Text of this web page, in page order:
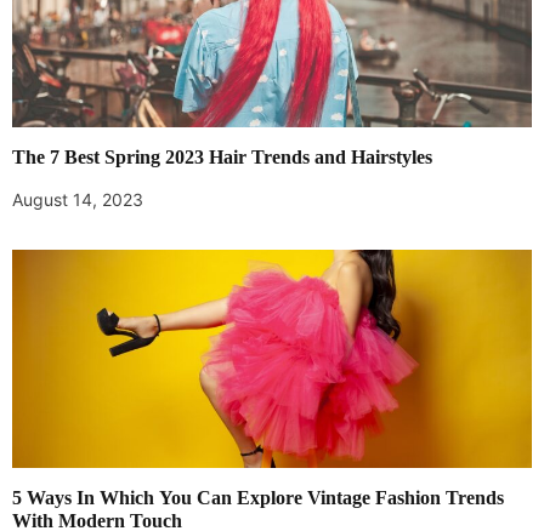
The 7 Best Spring 2023 Hair Trends and Hairstyles
August 14, 2023
5 Ways In Which You Can Explore Vintage Fashion Trends
With Modern Touch